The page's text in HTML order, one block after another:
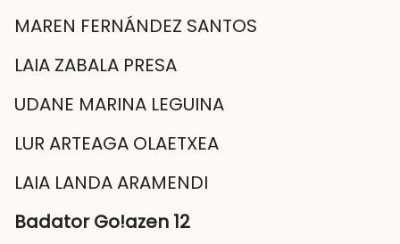
MAREN FERNÁNDEZ SANTOS
LAIA ZABALA PRESA
UDANE MARINA LEGUINA
LUR ARTEAGA OLAETXEA
LAIA LANDA ARAMENDI
Badator Go!azen 12